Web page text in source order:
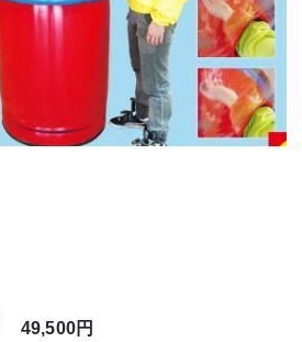
49,500円